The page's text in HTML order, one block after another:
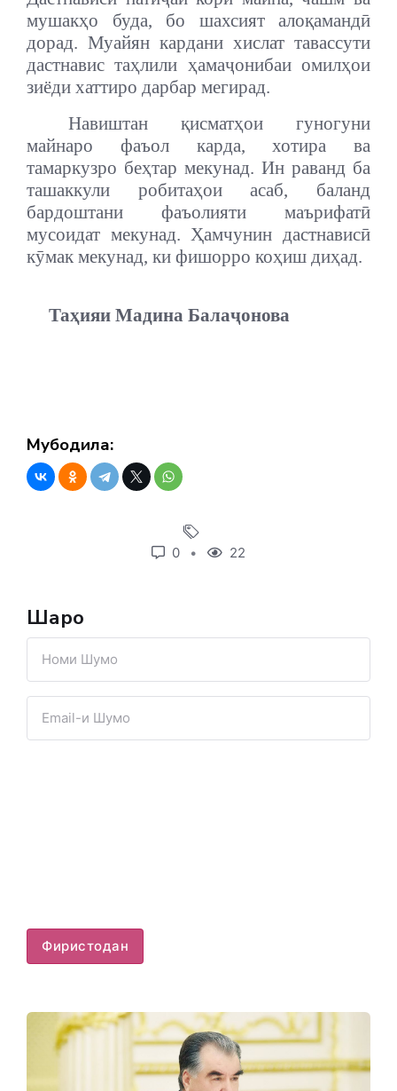
мушакҳо буда, бо шахсият алоқамандӣ
дорад. Муайян кардани хислат тавассути
дастнавис таҳлили ҳамаҷонибаи омилҳои
зиёди хаттиро дарбар мегирад.
Навиштан қисматҳои гуногуни
майнаро фаъол карда, хотира ва
тамаркузро беҳтар мекунад. Ин раванд ба
ташаккули робитаҳои асаб, баланд
бардоштани фаъолияти маърифатӣ
мусоидат мекунад. Ҳамчунин дастнависӣ
кӯмак мекунад, ки фишорро коҳиш диҳад.
Таҳияи Мадина Балаҷонова
Мубодила:
0 22
Шарҳҳо
Фиристодан